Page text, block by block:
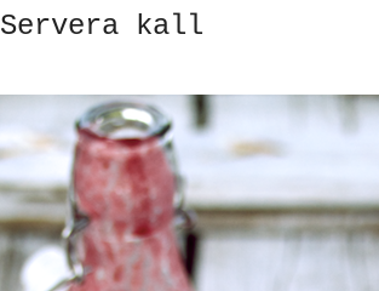
Servera kall